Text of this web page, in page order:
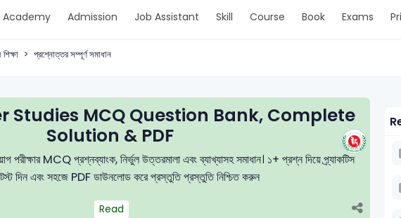
Academy Admission Job Assistant Skill Course Book Exams
প্রশ্নোত্তর সম্পূর্ণ সমাধান
Studies MCQ Question Bank, Complete
Solution & PDF
পরীক্ষার MCQ প্রশ্নব্যাংক, নির্ভুল উত্তরমালা এবং ব্যাখ্যাসহ সমাধান। ১+ প্রশ্ন দিয়ে প্র্যাকটিস
দিন এবং সহজে PDF ডাউনলোড করে প্রস্তুতি প্রস্তুতি নিশ্চিত করুন
Read